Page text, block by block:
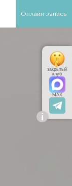
Онлайн-запись
i
закрытый
клуб
MAX